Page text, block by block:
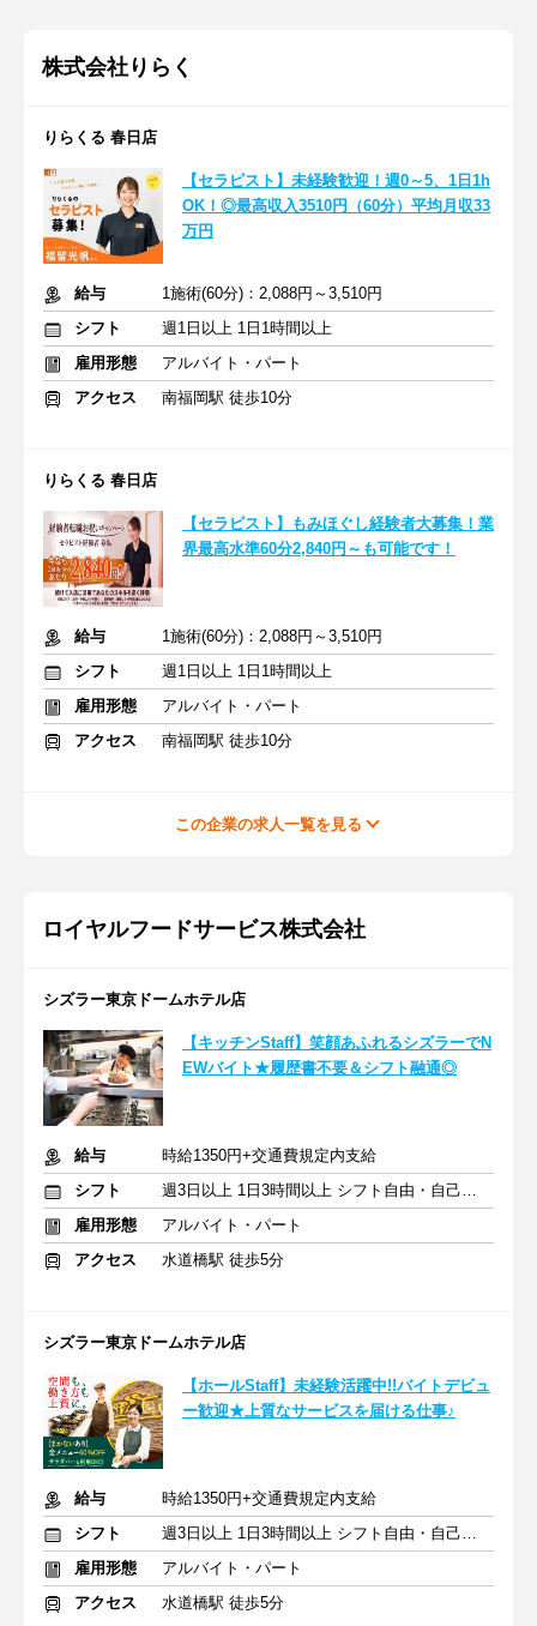
株式会社りらく
りらくる 春日店
【セラピスト】未経験歓迎！週0～5、1日1h
OK！◎最高収入3510円（60分）平均月収33
万円
給与
1施術(60分)：2,088円～3,510円
シフト
週1日以上 1日1時間以上
雇用形態
アルバイト・パート
アクセス
南福岡駅 徒歩10分
りらくる 春日店
【セラピスト】もみほぐし経験者大募集！業
界最高水準60分2,840円～も可能です！
給与
1施術(60分)：2,088円～3,510円
シフト
週1日以上 1日1時間以上
雇用形態
アルバイト・パート
アクセス
南福岡駅 徒歩10分
この企業の求人一覧を見る
ロイヤルフードサービス株式会社
シズラー東京ドームホテル店
【キッチンStaff】笑顔あふれるシズラーでN
EWバイト★履歴書不要＆シフト融通◎
給与
時給1350円+交通費規定内支給
シフト
週3日以上 1日3時間以上 シフト自由・自己申告
雇用形態
アルバイト・パート
アクセス
水道橋駅 徒歩5分
シズラー東京ドームホテル店
【ホールStaff】未経験活躍中!!バイトデビュ
ー歓迎★上質なサービスを届ける仕事♪
給与
時給1350円+交通費規定内支給
シフト
週3日以上 1日3時間以上 シフト自由・自己申告
雇用形態
アルバイト・パート
アクセス
水道橋駅 徒歩5分